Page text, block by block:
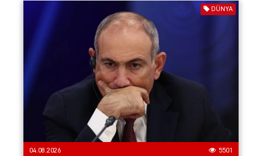
DÜNYA
04.08.2026 5501